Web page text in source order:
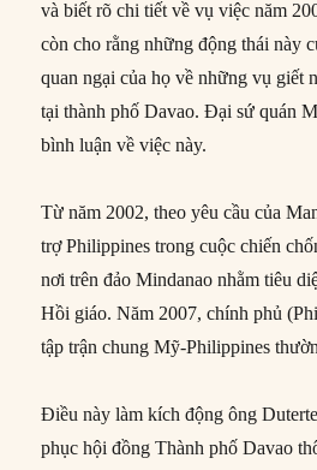
và biết rõ chi tiết về vụ việc năm
còn cho rằng những động thái này
quan ngại của họ về những vụ giết
tại thành phố Davao. Đại sứ quán
bình luận về việc này.
Từ năm 2002, theo yêu cầu của
trợ Philippines trong cuộc chiến
nơi trên đảo Mindanao nhằm tiêu
Hồi giáo. Năm 2007, chính phủ
tập trận chung Mỹ-Philippines
Điều này làm kích động ông
phục hội đồng Thành phố Davao